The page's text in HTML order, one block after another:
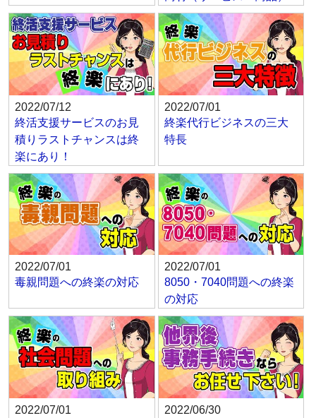
2022/07/12
終活支援サービスのお見
積りラストチャンスは終
楽にあり！
2022/07/01
終楽代行ビジネスの三大
特長
2022/07/01
毒親問題への終楽の対応
2022/07/01
8050・7040問題への終楽
の対応
2022/07/01
2022/06/30